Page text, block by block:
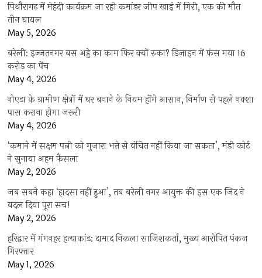
पिथौरागढ़ में मेहंदी कार्यक्रम जा रही कमांडर जीप खाई में गिरी, एक की मौत
तीन घायल
May 5, 2026
बरेली: इज्जतनगर बस अड्डे का काम फिर क्यों रुका? डिजाइन में फंस गया 16
करोड़ का पेंच
May 4, 2026
नोएडा के ग्रामीण क्षेत्रों में घर बनाने के नियम होंगे आसान, निर्माण से पहले नक्शा
पास कराना होगा जरूरी
May 4, 2026
‘कमाने में सक्षम पत्नी को गुजारा भत्ते से वंचित नहीं किया जा सकता’, मंडी कोर्ट
ने सुनाया अहम फैसला
May 2, 2026
जब सबने कहा ‘हादसा नहीं हुआ’, तब बरेली नगर आयुक्त की इस एक जिद ने
बदल दिया पूरा सच!
May 2, 2026
हरिद्वार में गंगनहर हत्याकांड: दामाद निकला साजिशकर्ता, मुख्य आरोपित पंकज
गिरफ्तार
May 1, 2026